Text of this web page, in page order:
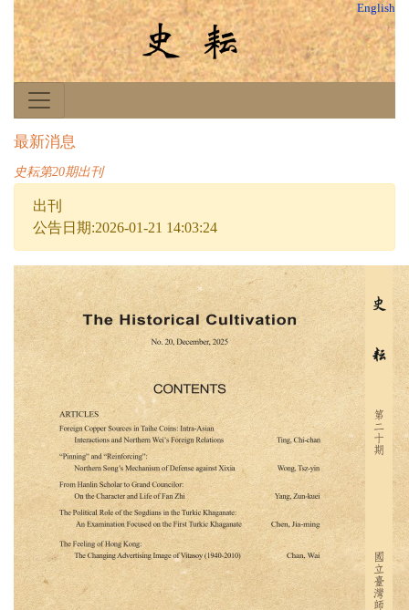
English
最新消息
史耘第20期出刊
出刊
公告日期:2026-01-21 14:03:24